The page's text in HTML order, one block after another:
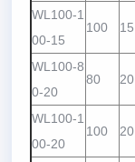
WL100-1
00-15
100 15
WL100-8
0-20
80 20
WL100-1
00-20
100 20